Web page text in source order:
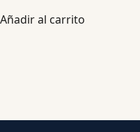
Añadir al carrito